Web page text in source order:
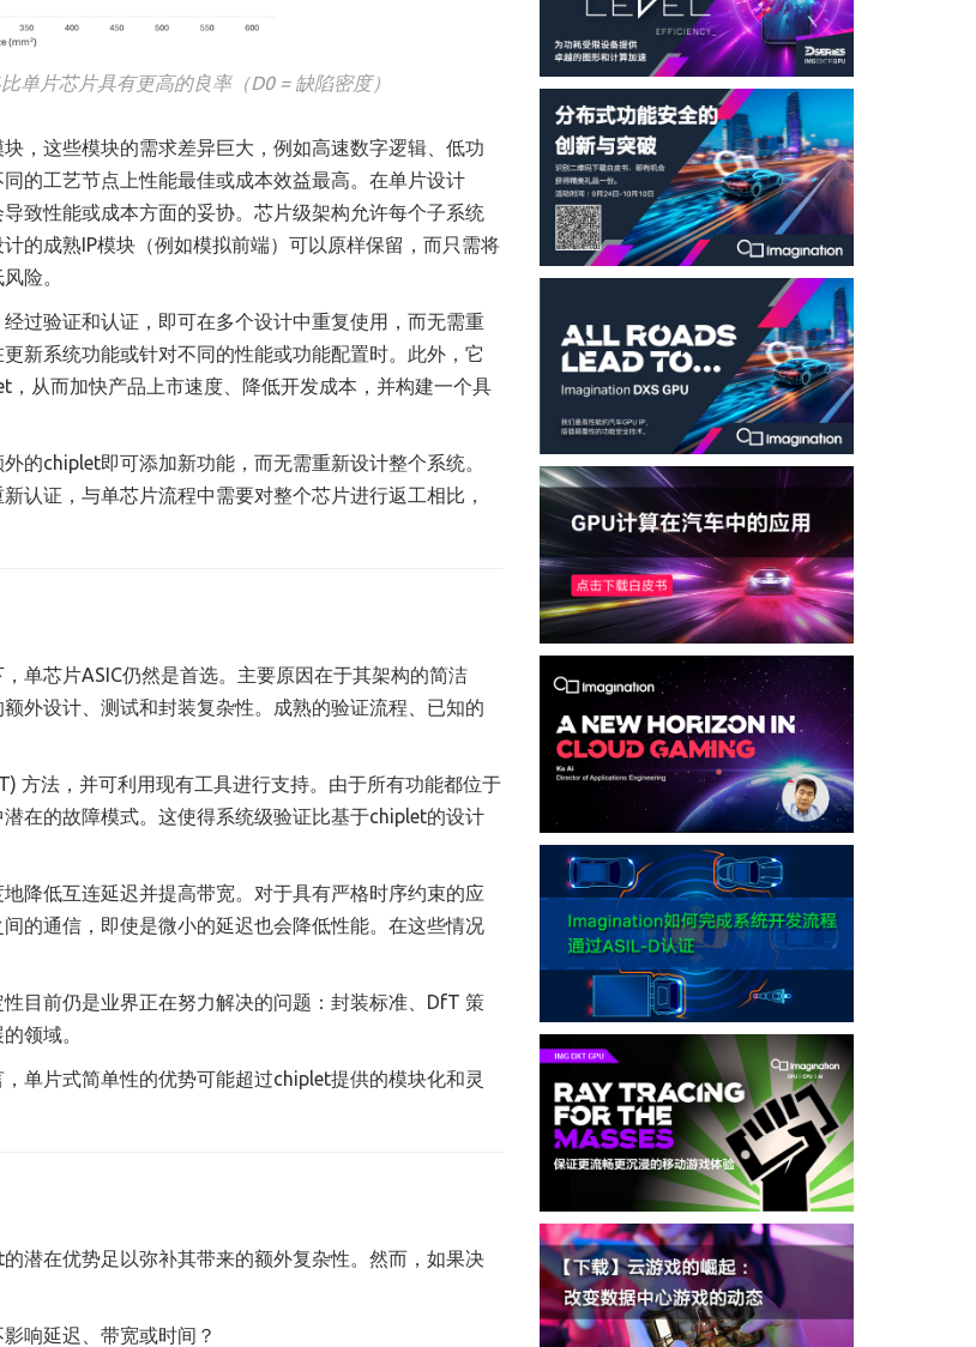
单片芯片具有更高的良率（D0 = 缺陷密度）
，这些模块的需求差异巨大，例如高速数字逻辑、低功
的工艺节点上性能最佳或成本效益最高。在单片设计
致性能或成本方面的妥协。芯片级架构允许每个子系统
的成熟IP模块（例如模拟前端）可以原样保留，而只需将
险。
过验证和认证，即可在多个设计中重复使用，而无需重
新系统功能或针对不同的性能或功能配置时。此外，它
从而加快产品上市速度、降低开发成本，并构建一个具
的chiplet即可添加新功能，而无需重新设计整个系统。
认证，与单芯片流程中需要对整个芯片进行返工相比，
单芯片ASIC仍然是首选。主要原因在于其架构的简洁
外设计、测试和封装复杂性。成熟的验证流程、已知的
方法，并可利用现有工具进行支持。由于所有功能都位于
在的故障模式。这使得系统级验证比基于chiplet的设计
降低互连延迟并提高带宽。对于具有严格时序约束的应
的通信，即使是微小的延迟也会降低性能。在这些情况
目前仍是业界正在努力解决的问题：封装标准、DfT 策
领域。
单片式简单性的优势可能超过chiplet提供的模块化和灵
潜在优势足以弥补其带来的额外复杂性。然而，如果决
响延迟、带宽或时间？